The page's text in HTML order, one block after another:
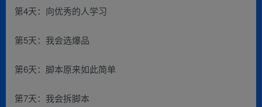
第4天：向优秀的人学习
第5天：我会选爆品
第6天：脚本原来如此简单
第7天：我会拆脚本